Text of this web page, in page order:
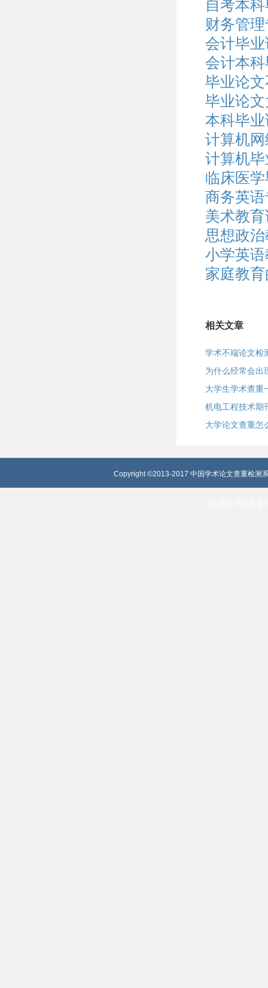
自考本
财务管
会计毕
会计本
毕业论
毕业论
本科毕
计算机
计算机
临床医
商务英
美术教
思想政
小学英
家庭教
相关文章
学术不端论文检
为什么经常会出
大学生学术查重
机电工程技术期
大学论文查重怎
Copyright ©2013-2017 中国学术论文查重检